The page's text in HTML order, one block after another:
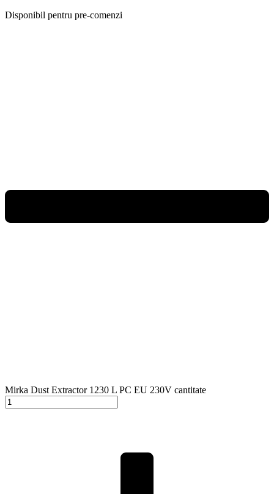
Disponibil pentru pre-comenzi
Mirka Dust Extractor 1230 L PC EU 230V cantitate